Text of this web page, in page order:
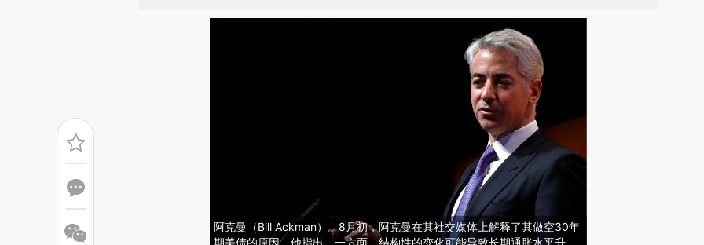
阿克曼（Bill Ackman）。8月初，阿克曼在其社交媒体上解释了其做空30年
期美债的原因。他指出，一方面，结构性的变化可能导致长期通胀水平升